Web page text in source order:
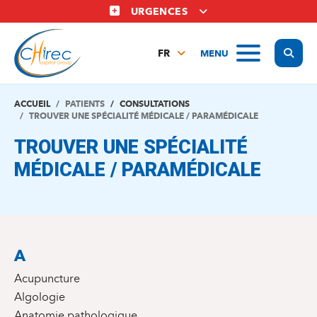
au
contenu
principal
URGENCES
MENU
FR
EN
ACCUEIL PATIENTS
CONSULTATIONS
TROUVER UNE SPÉCIALITÉ MÉDICALE / PARAMÉDICALE
TROUVER UNE SPÉCIALITÉ
MÉDICALE / PARAMÉDICALE
A
Acupuncture
Algologie